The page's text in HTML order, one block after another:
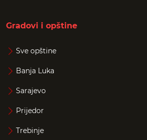
Gradovi i opštine
Sve opštine
Banja Luka
Sarajevo
Prijedor
Trebinje